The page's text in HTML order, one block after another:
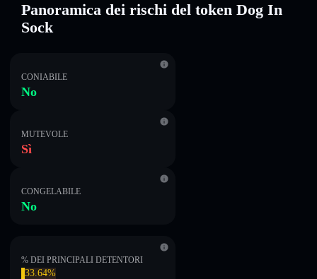
Panoramica dei rischi del token Dog In
Sock
CONIABILE
No
MUTEVOLE
Sì
CONGELABILE
No
% DEI PRINCIPALI DETENTORI
33.64%